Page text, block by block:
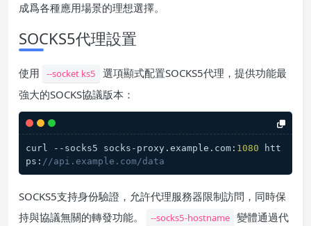
成爲各種應用場景的理想選擇。
SOCKS5代理設置
使用 --socket ks5
選項顯式配置SOCKS5代理，提供功能最
強大的SOCKS協議版本：
curl --socks5 socks-proxy.example.com: 1080 htt
ps: //api.example.com/data
SOCKS5支持身份驗證，允許代理服務器限制訪問，同時保
持與協議無關的轉發功能。
--socks5-hostname 變體通過代